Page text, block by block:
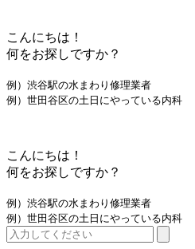
こんにちは！
何をお探しですか？
例）渋谷駅の水まわり修理業者
例）世田谷区の土日にやっている内科
こんにちは！
何をお探しですか？
例）渋谷駅の水まわり修理業者
例）世田谷区の土日にやっている内科